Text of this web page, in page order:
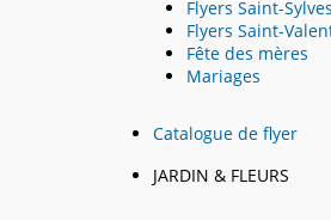
Flyers Saint-
Flyers Saint-
Fête des mères
Mariages
Catalogue de flyer
JARDIN & FLEURS